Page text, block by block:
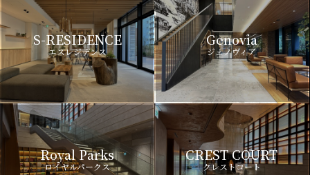
S-RESIDENCE
エスレジデンス
Genovia
ジェノヴィア
Royal Parks
ロイヤルパークス
CREST COURT
クレストコート